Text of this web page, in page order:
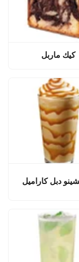
كيك ماربل
دبل كاراميل